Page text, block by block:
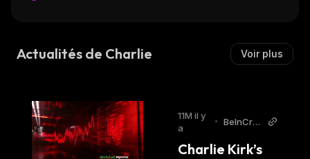
Actualités de Charlie Voir plus
11M il y
a
• BeInCryp
Charlie Kirk’s